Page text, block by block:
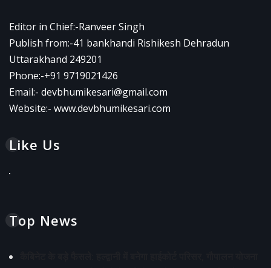
Editor in Chief:-Ranveer Singh
Publish from:-41 bankhandi Rishikesh Dehradun
Uttarakhand 249201
Phone:-+91 9719021426
Email:- devbhumikesari@gmail.com
Website:- www.devbhumikesari.com
Like Us
Top News